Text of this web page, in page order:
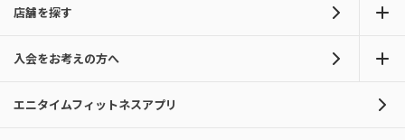
店舗を探す
入会をお考えの方へ
エニタイムフィットネスアプリ